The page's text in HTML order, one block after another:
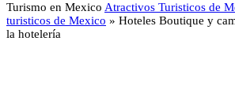
Turismo en Mexico Atractivos Turisticos de
turisticos de Mexico » Hoteles Boutique y
la hotelería